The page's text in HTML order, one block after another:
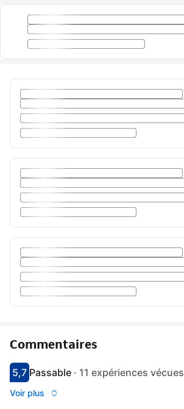
Commentaires
Avec une note de 5.7
5,7
bon Passable · 11 expériences vécues
Voir plus